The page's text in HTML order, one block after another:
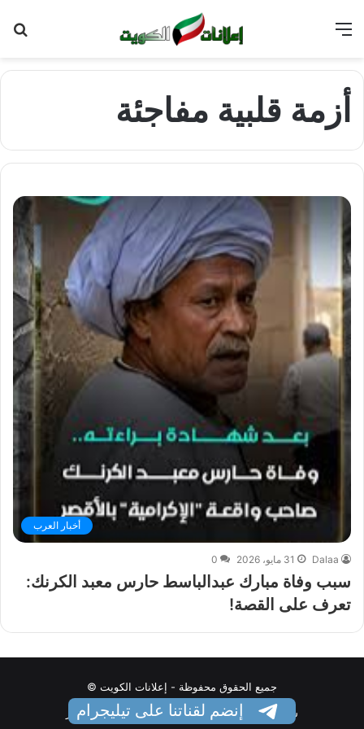
أزمة قلبية مفاجئة
أخبار العرب
Dalaa 31 مايو، 2026 0
سبب وفاة مبارك عبدالباسط حارس معبد الكرنك:
تعرف على القصة!
جميع الحقوق محفوظة - إعلانات الكويت ©
سياسة الخصوصية
اتصل بنا من نحن السلطنة نيوز
إنضم لقناتنا على تيليجرام